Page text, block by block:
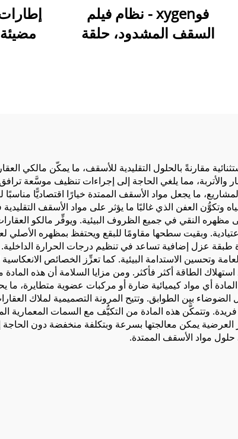
فوxygen - نظام فيلم
السقف المشدود، حلقة
مقارنةً بالحلول التقليدية للأسقف، ما يمكّن مالكي
والأتربة، مما يلغي الحاجة إلى إجراءات تنظيف موسَّعة
ما يجعل مواد الأسقف الممتدة خيارًا اقتصاديًّا
وتكوُّن العفن الذي غالبًا ما يؤثر على مواد الأسقف
النقي في جميع الظروف البيئية. ويوفِّر مالكو
وبقيت سطحها مقاومًا للبقع ويحتفظ بمظهره الأصلي
عزل إضافية تساعد في تنظيم درجات الحرارة الداخلية.
وتحسين الاستدامة البيئية. كما تعزِّز الخصائص
الطاقة أكثر فأكثر. ومن مزايا السلامة أن هذه
المادة أي مواد كيميائية ضارة أو مركبات عضوية
بين الطوابق. وتتيح المرونة التصميمية لملاك
وتتمكَّن هذه المادة من التكيُّف مع السمات المعمارية
العرضية يمكن معالجتها بسرعة وبتكلفة منخفضة دون
مواد الأسقف الممتدة.